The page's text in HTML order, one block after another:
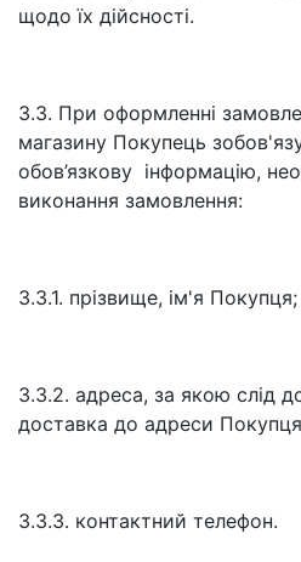
щодо їх дійсності.
3.3. При оформленні
магазину Покупець
обов’язкову інформацію,
виконання замовлення:
3.3.1. прізвище, ім'я Покупця;
3.3.2. адреса, за якою слід
доставка до адреси
3.3.3. контактний телефон.